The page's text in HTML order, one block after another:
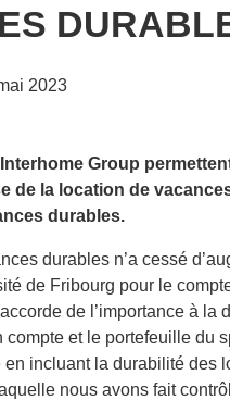
vacants
vacants
2023
Group
de la location de
durables.
durables n’a cessé
de Fribourg pour le
de l’importance à
compte et le portefeuille du
incluant la durabilité des
nous avons fait